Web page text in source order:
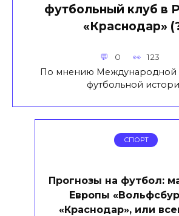
футбольный клуб в
«Краснодар»
0 123
По мнению Международной
футбольной
СПОРТ
Прогнозы на футбол:
Европы
«Краснодар», или